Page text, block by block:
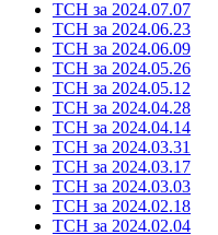
ТСН за 2024.07.07
ТСН за 2024.06.23
ТСН за 2024.06.09
ТСН за 2024.05.26
ТСН за 2024.05.12
ТСН за 2024.04.28
ТСН за 2024.04.14
ТСН за 2024.03.31
ТСН за 2024.03.17
ТСН за 2024.03.03
ТСН за 2024.02.18
ТСН за 2024.02.04